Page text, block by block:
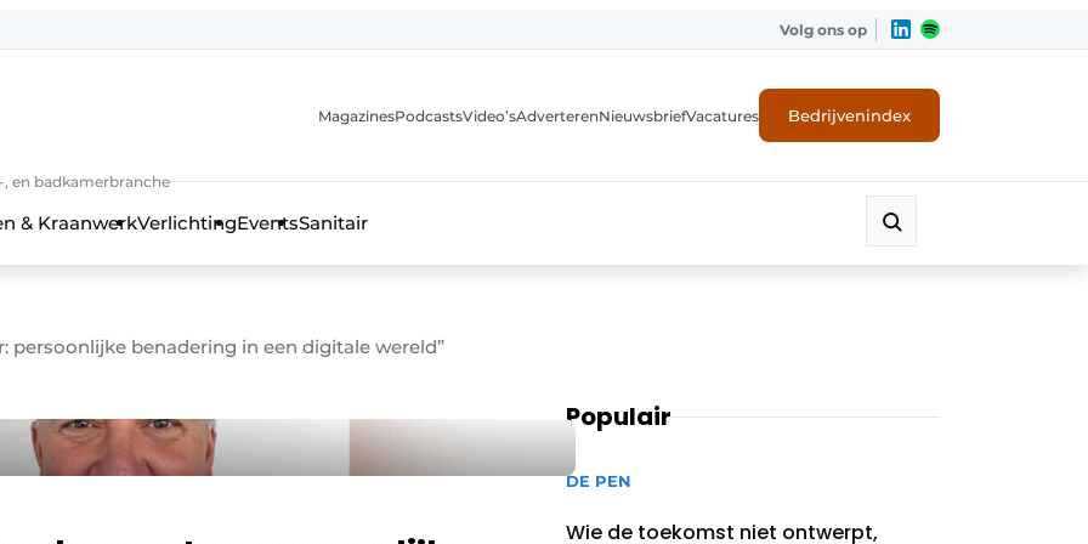
techniek in de keuken-, woon-, en badkamerbranche
Volg ons op
en badkamerbranche
MagazinesPodcastsVideo’sAdverterenNieuwsbriefVacatures Bedrijvenindex
& KraanwerkVerlichtingEventsSanitair
persoonlijke benadering in een digitale wereld”
Populair
DE PEN
Wie de toekomst niet ontwerpt,